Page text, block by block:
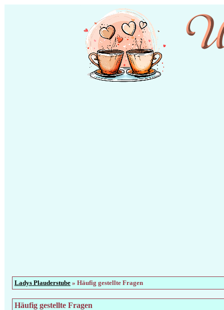
Ladys Plauderstube » Häufig gestellte Fragen
Häufig gestellte Fragen